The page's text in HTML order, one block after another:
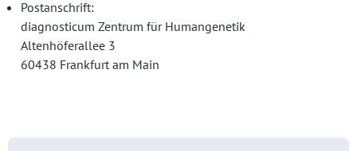
Postanschrift:
diagnosticum Zentrum für Humangenetik
Altenhöferallee 3
60438 Frankfurt am Main